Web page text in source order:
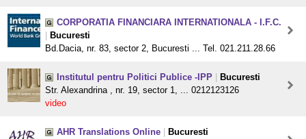
CORPORATIA FINANCIARA INTERNATIONALA - I.F.C.
Bucuresti
Bd.Dacia, nr. 83, sector 2, Bucuresti ... Tel. 021.211.28.66
Institutul pentru Politici Publice -IPP
Bucuresti
Str. Alexandrina , nr. 19, sector 1, ... 0212123126
video
AHR Translations Online
Bucuresti